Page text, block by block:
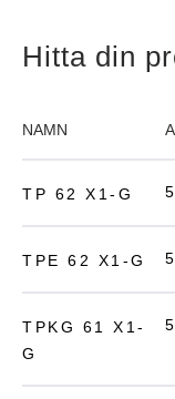
Hitta din
NAMN
TP 62 X1-G
TPE 62 X1-G
TPKG 61 X1-
G